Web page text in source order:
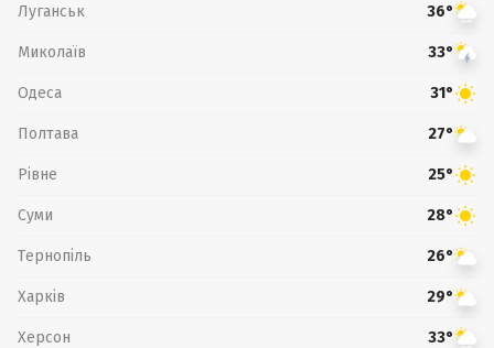
Луганськ 36°
Миколаїв 33°
Одеса 31°
Полтава 27°
Рівне 25°
Суми 28°
Тернопіль 26°
Харків 29°
Херсон 33°